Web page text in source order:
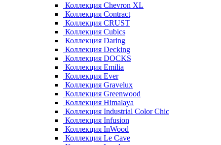
Коллекция Chevron XL
Коллекция Contract
Коллекция CRUST
Коллекция Cubics
Коллекция Daring
Коллекция Decking
Коллекция DOCKS
Коллекция Emilia
Коллекция Ever
Коллекция Gravelux
Коллекция Greenwood
Коллекция Himalaya
Коллекция Industrial Color Chic
Коллекция Infusion
Коллекция InWood
Коллекция Le Cave